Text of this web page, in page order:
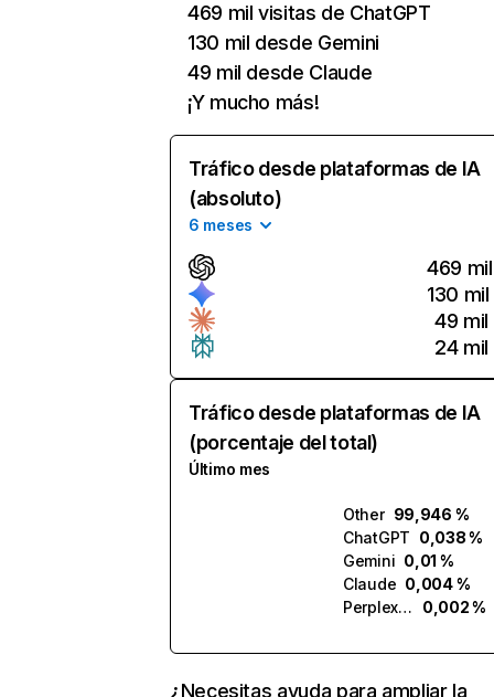
469 mil visitas de ChatGPT
130 mil desde Gemini
49 mil desde Claude
¡Y mucho más!
Tráfico desde plataformas de IA
(absoluto)
6 meses
469 mil
130 mil
49 mil
24 mil
Tráfico desde plataformas de IA
(porcentaje del total)
Último mes
Other 99,946 %
ChatGPT 0,038 %
Gemini 0,01 %
Claude 0,004 %
Perplexity
0,002 %
¿Necesitas ayuda para ampliar la